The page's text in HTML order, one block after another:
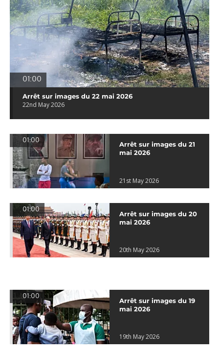
01:00
Arrêt sur images du 22 mai 2026
22nd May 2026
01:00
Arrêt sur images du 21
mai 2026
21st May 2026
01:00
Arrêt sur images du 20
mai 2026
20th May 2026
01:00
Arrêt sur images du 19
mai 2026
19th May 2026